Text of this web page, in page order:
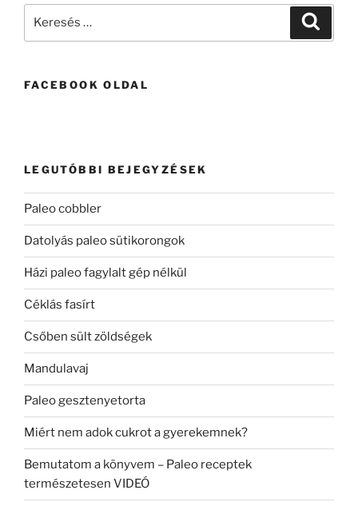
FACEBOOK OLDAL
LEGUTÓBBI BEJEGYZÉSEK
Paleo cobbler
Datolyás paleo sütikorongok
Házi paleo fagylalt gép nélkül
Céklás fasírt
Csőben sült zöldségek
Mandulavaj
Paleo gesztenyetorta
Miért nem adok cukrot a gyerekemnek?
Bemutatom a könyvem – Paleo receptek
természetesen VIDEÓ